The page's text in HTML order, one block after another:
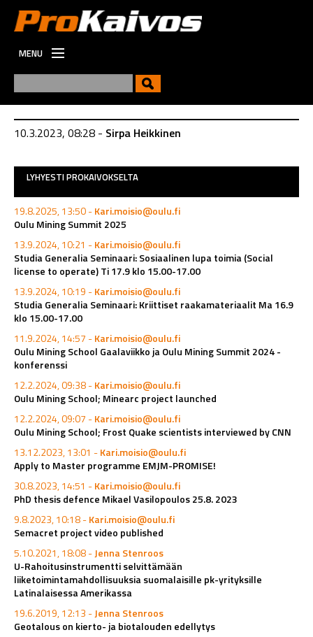
MENU
UUSI
TYÖPAIKAT
10.3.2023, 08:28 - Sirpa Heikkinen
LYHYESTI PROKAIVOKSELTA
19.8.2025, 13:50 -Kari.moisio@oulu.fi
Oulu Mining Summit 2025
13.9.2024, 10:21 -Kari.moisio@oulu.fi
Studia Generalia Seminaari: Sosiaalinen lupa toimia (Social
license to operate) Ti 17.9 klo 15.00-17.00
13.9.2024, 10:19 -Kari.moisio@oulu.fi
Studia Generalia Seminaari: Kriittiset raakamateriaalit Ma 16.9
klo 15.00-17.00
11.9.2024, 14:57 -Kari.moisio@oulu.fi
Oulu Mining School Gaalaviikko ja Oulu Mining Summit 2024 -
konferenssi
12.2.2024, 09:38 -Kari.moisio@oulu.fi
Oulu Mining School; Minearc project launched
12.2.2024, 09:07 -Kari.moisio@oulu.fi
Oulu Mining School; Frost Quake scientists interviewed by CNN
13.12.2023, 13:01 -Kari.moisio@oulu.fi
Apply to Master programme EMJM-PROMISE!
30.8.2023, 14:51 -Kari.moisio@oulu.fi
PhD thesis defence Mikael Vasilopoulos 25.8. 2023
9.8.2023, 10:18 -Kari.moisio@oulu.fi
Semacret project video published
5.10.2021, 18:08 -Jenna Stenroos
U-Rahoitusinstrumentti selvittämään
liiketoimintamahdollisuuksia suomalaisille pk-yrityksille
Latinalaisessa Amerikassa
19.6.2019, 12:13 -Jenna Stenroos
Geotalous on kierto- ja biotalouden edellytys